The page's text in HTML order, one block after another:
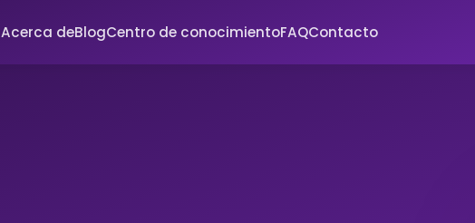
Acerca deBlogCentro de conocimientoFAQContacto